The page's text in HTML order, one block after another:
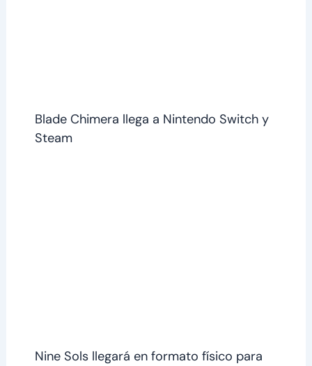
Blade Chimera llega a Nintendo Switch y
Steam
Nine Sols llegará en formato físico para